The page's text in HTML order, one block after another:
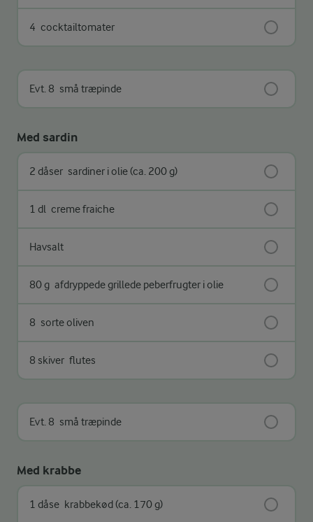
4 cocktailtomater
Evt. 8 små træpinde
Med sardin
2 dåser sardiner i olie (ca. 200 g)
1 dl creme fraiche
Havsalt
80 g afdryppede grillede peberfrugter i olie
8 sorte oliven
8 skiver flutes
Evt. 8 små træpinde
Med krabbe
1 dåse krabbekød (ca. 170 g)